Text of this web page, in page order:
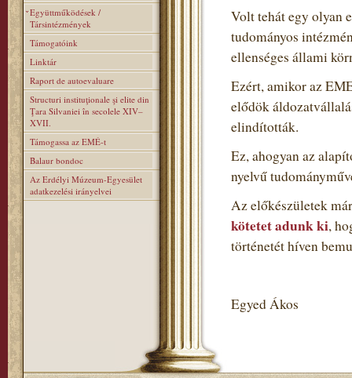
Együttműködések /
Társintézmények
Támogatóink
Linktár
Raport de autoevaluare
Structuri instituţionale şi elite din
Ţara Silvaniei în secolele XIV–
XVII.
Támogassa az EMÉ-t
Balaur bondoc
Az Erdélyi Múzeum-Egyesület
adatkezelési irányelvei
Volt tehát egy olyan
tudományos
ellenséges állami
Ezért, amikor az
elődök
elindították.
Ez, ahogyan az
nyelvű
Az előkészületek
kötetet adunk ki,
történetét híven
Egyed Ákos